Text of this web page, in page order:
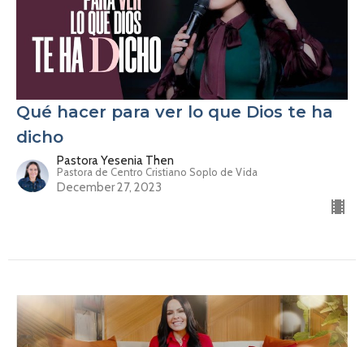
Qué hacer para ver lo que Dios te ha
dicho
Pastora Yesenia Then
Pastora de Centro Cristiano Soplo de Vida
December 27, 2023